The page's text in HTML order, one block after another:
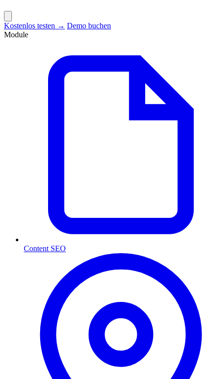
Kostenlos testen → Demo buchen
Module
Content SEO